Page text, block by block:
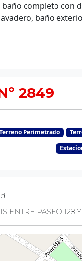
completo con
baño
2849
Terreno Perimetrado
ENTRE PASEO 128 Y